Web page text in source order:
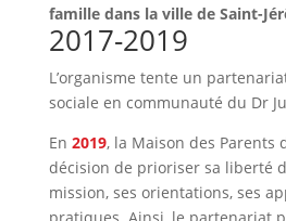
famille dans la ville de Saint-
2017-2019
L’organisme tente un
sociale en communauté du Dr
En 2019, la Maison des Parents
décision de prioriser sa liberté
mission, ses orientations, ses